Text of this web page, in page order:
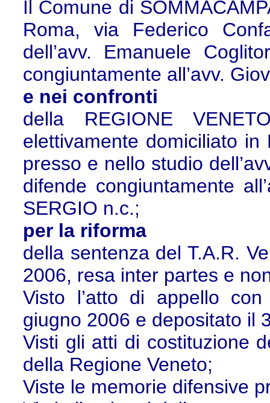
Il Comune di
Roma, via Federico
dell’avv. Emanuele
congiuntamente all’avv.
e nei confronti
della REGIONE
elettivamente domiciliato
presso e nello studio
difende congiuntamente
SERGIO n.c.;
per la riforma
della sentenza del T.A.R.
2006, resa inter partes e
Visto l’atto di appello
giugno 2006 e depositato il
Visti gli atti di costituzione
della Regione Veneto;
Viste le memorie difensive